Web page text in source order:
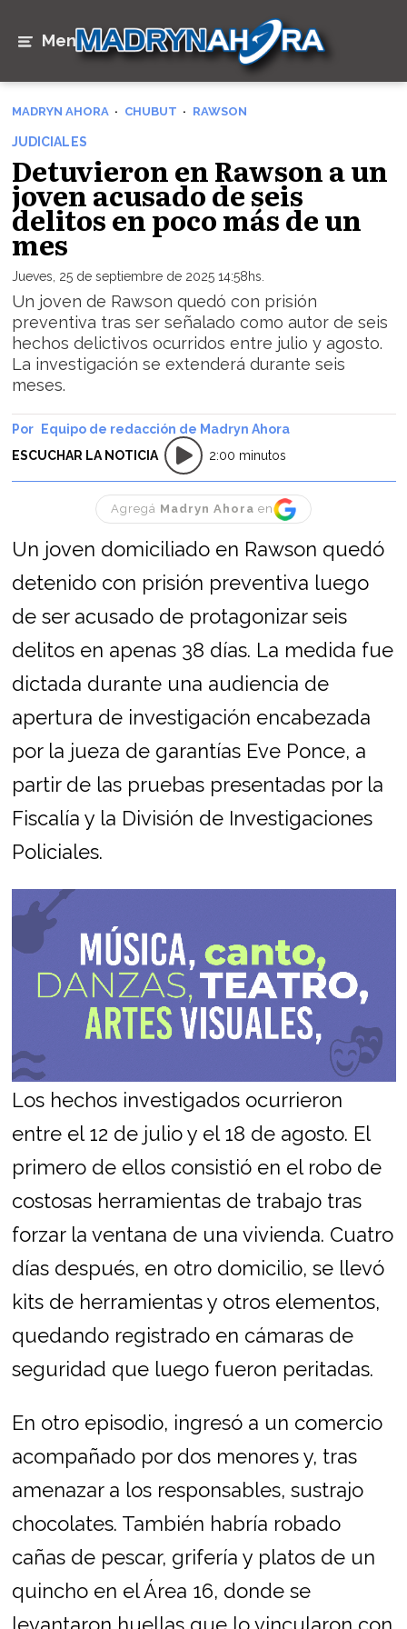
Menú
MADRYN AHORA CHUBUT RAWSON
JUDICIALES
Detuvieron en Rawson a un
joven acusado de seis
delitos en poco más de un
mes
Jueves, 25 de septiembre de 2025 14:58hs.
Un joven de Rawson quedó con prisión
preventiva tras ser señalado como autor de seis
hechos delictivos ocurridos entre julio y agosto.
La investigación se extenderá durante seis
meses.
Equipo de redacción de Madryn Ahora
ESCUCHAR LA NOTICIA
2:00 minutos
Agregá Madryn Ahora en
Un joven domiciliado en Rawson quedó
detenido con prisión preventiva luego
de ser acusado de protagonizar seis
delitos en apenas 38 días. La medida fue
dictada durante una audiencia de
apertura de investigación encabezada
por la jueza de garantías Eve Ponce, a
partir de las pruebas presentadas por la
Fiscalía y la División de Investigaciones
Policiales.
Los hechos investigados ocurrieron
entre el 12 de julio y el 18 de agosto. El
primero de ellos consistió en el robo de
costosas herramientas de trabajo tras
forzar la ventana de una vivienda. Cuatro
días después, en otro domicilio, se llevó
kits de herramientas y otros elementos,
quedando registrado en cámaras de
seguridad que luego fueron peritadas.
En otro episodio, ingresó a un comercio
acompañado por dos menores y, tras
amenazar a los responsables, sustrajo
chocolates. También habría robado
cañas de pescar, grifería y platos de un
quincho en el Área 16, donde se